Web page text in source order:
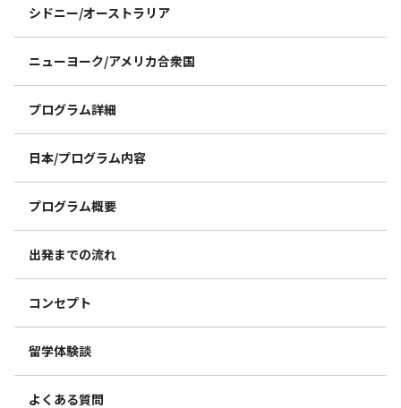
シドニー/オーストラリア
ニューヨーク/アメリカ合衆国
プログラム詳細
日本/プログラム内容
プログラム概要
出発までの流れ
コンセプト
留学体験談
よくある質問